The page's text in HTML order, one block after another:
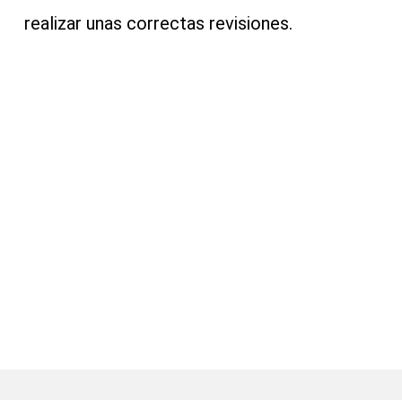
realizar unas correctas revisiones.